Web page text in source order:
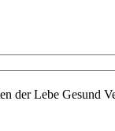
der Lebe Gesund